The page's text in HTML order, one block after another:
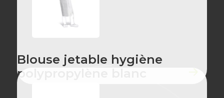
Blouse jetable hygiène
polypropylène blanc